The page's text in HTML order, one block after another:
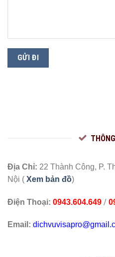
Địa Chỉ: 22 Thành Công, P.
Nội ( Xem bản đồ)
Điện Thoại: 0943.604.649 /
Email: